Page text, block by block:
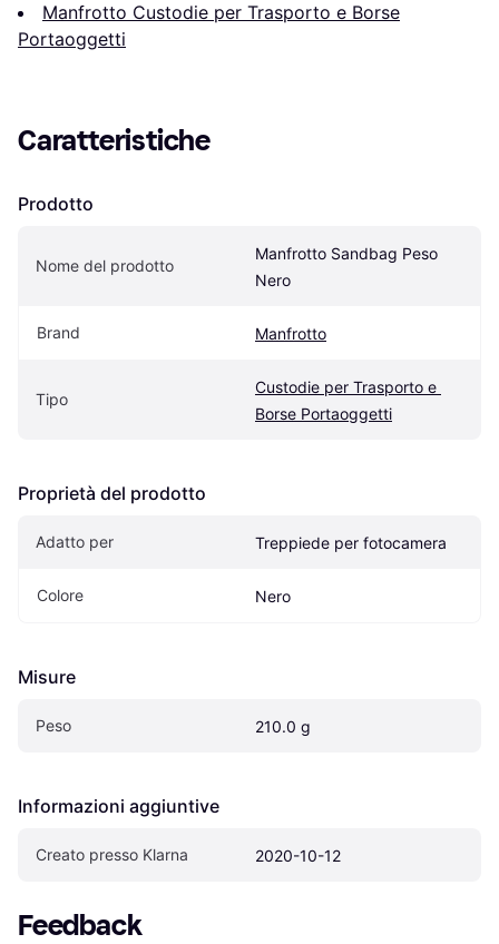
Manfrotto Custodie per Trasporto e Borse
Portaoggetti
Caratteristiche
Prodotto
Nome del prodotto
Manfrotto Sandbag Peso
Nero
Brand Manfrotto
Tipo
Custodie per Trasporto e
Borse Portaoggetti
Proprietà del prodotto
Adatto per Treppiede per fotocamera
Colore Nero
Misure
Peso 210.0 g
Informazioni aggiuntive
Creato presso Klarna 2020-10-12
Feedback